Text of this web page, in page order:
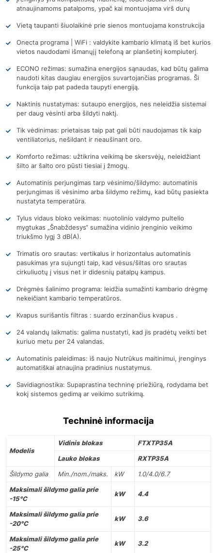
atnaujinamoms patalpoms, ypač kai montuojama virš durų
Vietą taupanti šiuolaikinė prie sienos montuojama konstrukcija
Onecta programa | WiFi : valdykite kambario klimatą iš bet kurios
vietos naudodami išmanųjį telefoną ar planšetinį kompiuterį.
ECONO režimas: sumažina energijos sąnaudas, kad būtų galima
naudoti kitas daugiau energijos suvartojančias programas. Ši
funkcija taip pat padeda taupyti energiją.
Naktinis nustatymas: sutaupo energijos, nes neleidžia sistemai
per daug vėsinti arba šildyti naktį.
Tik vėdinimas: prietaisas taip pat gali būti naudojamas tik kaip
ventiliatorius, nešildant ir neaušinant oro.
Komforto režimas: užtikrina veikimą be skersvėjų, neleidžiant
šilto ar šalto oro pūsti tiesiai į žmogų.
Automatinis perjungimas tarp vėsinimo/šildymo: automatinis
perjungimas iš vėsinimo arba šildymo režimų, kad būtų pasiekta
nustatyta temperatūra.
Tylus vidaus bloko veikimas: nuotolinio valdymo pultelio
mygtukas „Šnabždesys“ sumažina vidinio įrenginio veikimo
triukšmo lygį 3 dB(A).
Trimatis oro srautas: vertikalus ir horizontalus automatinis
pasukimas yra sujungti taip, kad vėsus/šiltas oro srautas
cirkuliuotų į visus net ir didesnių patalpų kampus.
Drėgmės šalinimo programa: leidžia sumažinti kambario drėgmę
nekeičiant kambario temperatūros.
Kvapus surišantis filtras : suardo erzinančius kvapus .
24 valandų laikmatis: galima nustatyti, kad jis pradėtų veikti bet
kuriuo metu per 24 valandas.
Automatinis paleidimas: iš naujo Nutrūkus maitinimui, įrenginys
automatiškai atnaujina pradinius nustatymus.
Savidiagnostika: Supaprastina techninę priežiūrą, rodydama bet
kokį sistemos gedimą ar veikimo sutrikimą.
Techninė informacija
Modelis
Vidinis blokas
FTXTP35A
Lauko blokas
RXTP35A
Šildymo galia
Min./nom./maks. kW
1.0/4.0/6.7
Maksimali šildymo galia prie
-15°C
kW 4.4
Maksimali šildymo galia prie
-20°C
kW 3.6
Maksimali šildymo galia prie
-25°C
kW 3.2